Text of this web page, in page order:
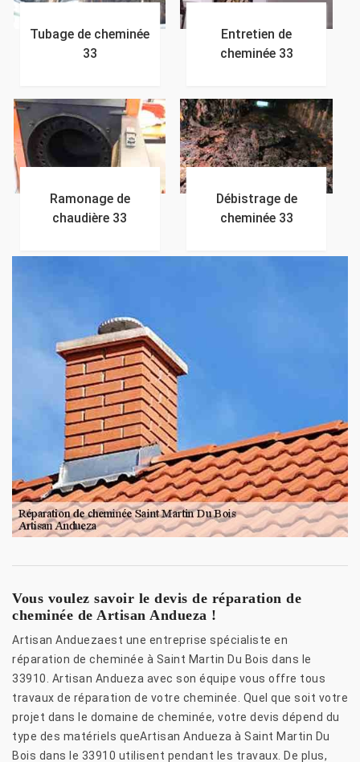
Tubage de cheminée
33
Entretien de
cheminée 33
Ramonage de
chaudière 33
Débistrage de
cheminée 33
Vous voulez savoir le devis de réparation de
cheminée de Artisan Andueza !
Artisan Anduezaest une entreprise spécialiste en
réparation de cheminée à Saint Martin Du Bois dans le
33910. Artisan Andueza avec son équipe vous offre tous
travaux de réparation de votre cheminée. Quel que soit votre
projet dans le domaine de cheminée, votre devis dépend du
type des matériels queArtisan Andueza à Saint Martin Du
Bois dans le 33910 utilisent pendant les travaux. De plus,